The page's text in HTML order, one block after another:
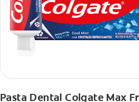
Pasta Dental Colgate Max